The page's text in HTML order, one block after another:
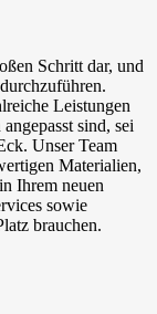
Schritt dar, und
Leistungen
sind, sei
Unser Team
Materialien,
Ihrem neuen
sowie
brauchen.